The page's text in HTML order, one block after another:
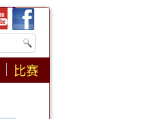
比赛